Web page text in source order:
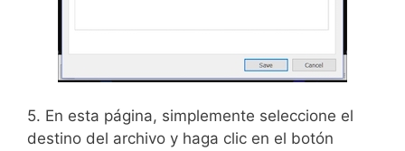
5. En esta página, simplemente seleccione el
destino del archivo y haga clic en el botón